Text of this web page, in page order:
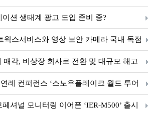
션 생태계 광고 도입 준비 중?
웍스서비스와 영상 보안 카메라 국내 독점
매각, 비상장 회사로 전환 및 대규모 해고
례 컨퍼런스 ‘스노우플레이크 월드 투어
셔널 모니터링 이어폰 ‘IER-M500’ 출시